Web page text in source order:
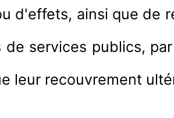
d'effets, ainsi que de
services publics,
leur recouvrement